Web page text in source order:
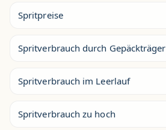
Spritpreise
Spritverbrauch durch Gepäckträger
Spritverbrauch im Leerlauf
Spritverbrauch zu hoch